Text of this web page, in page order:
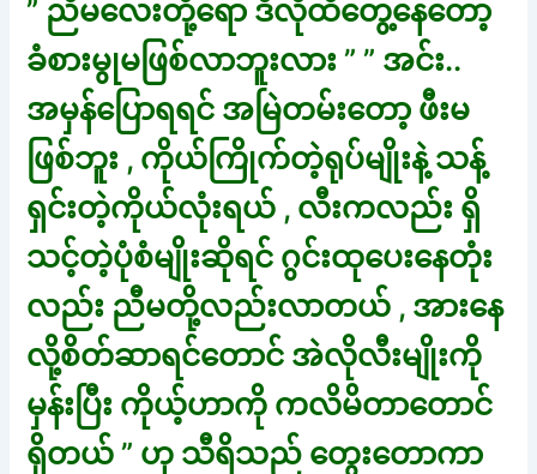
” ညီမလေးတို့ရော ဒီလိုထိတွေ့နေတော့
ခံစားမွုမဖြစ်လာဘူးလား ” ” အင်း..
အမှန်ပြောရရင် အမြဲတမ်းတော့ ဖီးမ
ဖြစ်ဘူး , ကိုယ်ကြိုက်တဲ့ရုပ်မျိုးနဲ့ သန့်
ရှင်းတဲ့ကိုယ်လုံးရယ် , လီးကလည်း ရှိ
သင့်တဲ့ပုံစံမျိုးဆိုရင် ဂွင်းထုပေးနေတုံး
လည်း ညီမတို့လည်းလာတယ် , အားနေ
လို့စိတ်ဆာရင်တောင် အဲလိုလီးမျိုးကို
မှန်းပြီး ကိုယ့်ဟာကို ကလိမိတာတောင်
ရှိတယ် ” ဟု သီရိသည် တွေးတောကာ